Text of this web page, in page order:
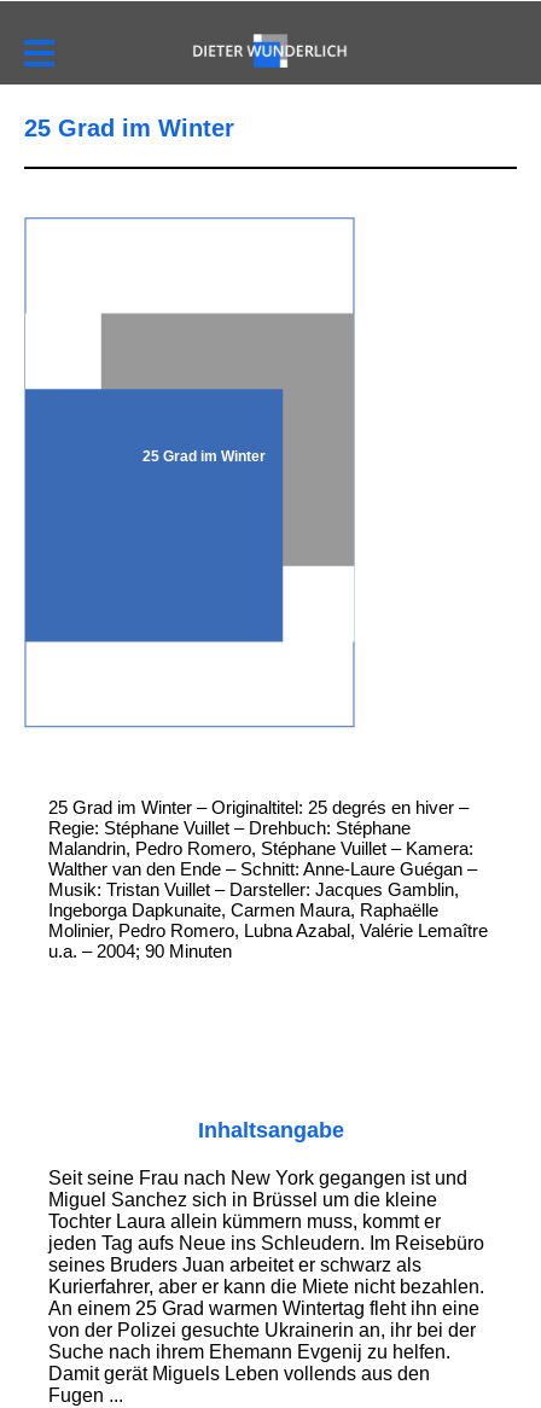
25 Grad im Winter
25 Grad im Winter
25 Grad im Winter – Originaltitel: 25 degrés en hiver –
Regie: Stéphane Vuillet – Drehbuch: Stéphane
Malandrin, Pedro Romero, Stéphane Vuillet – Kamera:
Walther van den Ende – Schnitt: Anne-Laure Guégan –
Musik: Tristan Vuillet – Darsteller: Jacques Gamblin,
Ingeborga Dapkunaite, Carmen Maura, Raphaëlle
Molinier, Pedro Romero, Lubna Azabal, Valérie Lemaître
u.a. – 2004; 90 Minuten
Inhaltsangabe
Seit seine Frau nach New York gegangen ist und
Miguel Sanchez sich in Brüssel um die kleine
Tochter Laura allein kümmern muss, kommt er
jeden Tag aufs Neue ins Schleudern. Im Reisebüro
seines Bruders Juan arbeitet er schwarz als
Kurierfahrer, aber er kann die Miete nicht bezahlen.
An einem 25 Grad warmen Wintertag fleht ihn eine
von der Polizei gesuchte Ukrainerin an, ihr bei der
Suche nach ihrem Ehemann Evgenij zu helfen.
Damit gerät Miguels Leben vollends aus den
Fugen ...